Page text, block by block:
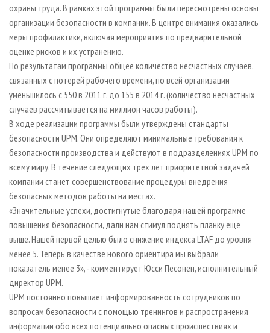
ИНСТРУМЕНТ И МАТЕРИАЛЫ
БИБЛИОТЕКА СПЕЦИАЛИСТА
охраны труда. В рамках этой программы были пересмотрены основы
организации безопасности в компании. В центре внимания оказались
меры профилактики, включая мероприятия по предварительной
оценке рисков и их устранению.
По результатам программы общее количество несчастных случаев,
связанных с потерей рабочего времени, по всей организации
уменьшилось с 550 в 2011 г. до 155 в 2014 г. (количество несчастных
случаев рассчитывается на миллион часов работы).
В ходе реализации программы были утверждены стандарты
безопасности UPM. Они определяют минимальные требования к
безопасности производства и действуют в подразделениях UPM по
всему миру. В течение следующих трех лет приоритетной задачей
компании станет совершенствование процедуры внедрения
безопасных методов работы на местах.
«Значительные успехи, достигнутые благодаря нашей программе
повышения безопасности, дали нам стимул поднять планку еще
выше. Нашей первой целью было снижение индекса LTAF до уровня
менее 5. Теперь в качестве нового ориентира мы выбрали
показатель менее 3», - комментирует Юсси Песонен, исполнительный
директор UPM.
UPM постоянно повышает информированность сотрудников по
вопросам безопасности с помощью тренингов и распространения
информации обо всех потенциально опасных происшествиях и